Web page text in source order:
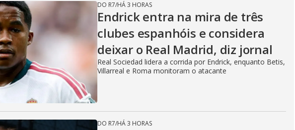
DO R7/HÁ 3 HORAS
Endrick entra na mira de três
clubes espanhóis e considera
deixar o Real Madrid, diz jornal
Real Sociedad lidera a corrida por Endrick, enquanto Betis,
Villarreal e Roma monitoram o atacante
DO R7/HÁ 3 HORAS